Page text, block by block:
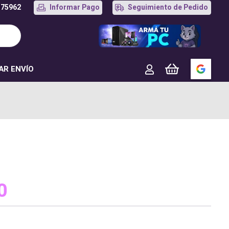
Informar Pago Seguimiento de Pedido
ENVÍO